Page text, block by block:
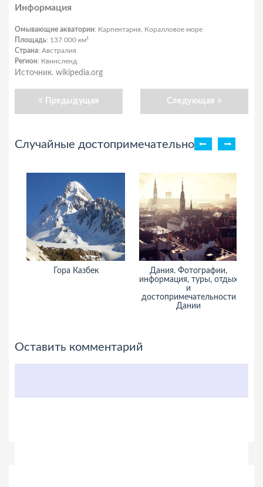
Информация
Омывающие акватории: Карпентария, Коралловое море
Площадь: 137 000 км²
Страна: Австралия
Регион: Квинсленд
Источник. wikipedia.org
Предыдущая Следующая
Случайные достопримечательности
Гора Казбек
Дания. Фотографии,
информация, туры, отдых
и
достопримечательности
Дании
Оставить комментарий